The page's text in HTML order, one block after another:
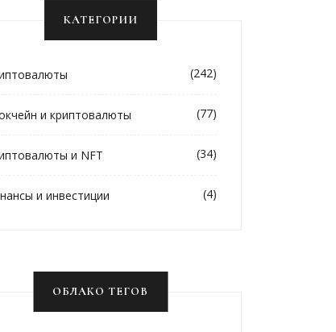
КАТЕГОРИИ
(242)
и криптовалюты (77)
и NFT (34)
и инвестиции (4)
ОБЛАКО ТЕГОВ